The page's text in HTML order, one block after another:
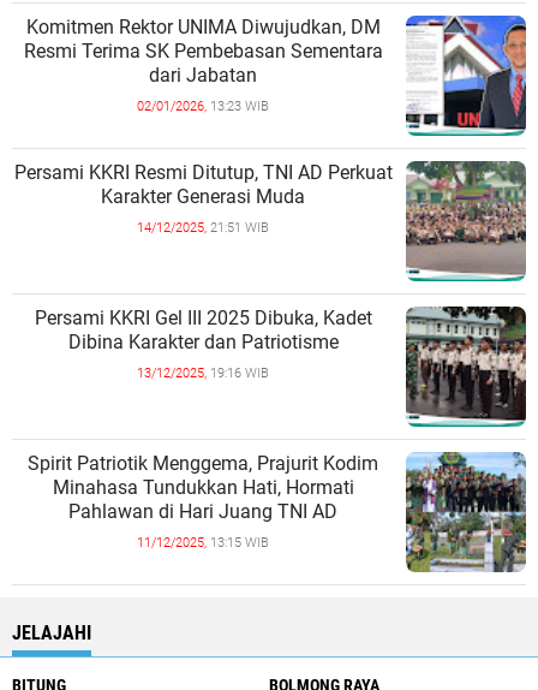
Komitmen Rektor UNIMA Diwujudkan, DM
Resmi Terima SK Pembebasan Sementara
dari Jabatan
02/01/2026, 13:23 WIB
Persami KKRI Resmi Ditutup, TNI AD Perkuat
Karakter Generasi Muda
14/12/2025, 21:51 WIB
Persami KKRI Gel III 2025 Dibuka, Kadet
Dibina Karakter dan Patriotisme
13/12/2025, 19:16 WIB
Spirit Patriotik Menggema, Prajurit Kodim
Minahasa Tundukkan Hati, Hormati
Pahlawan di Hari Juang TNI AD
11/12/2025, 13:15 WIB
JELAJAHI
BITUNG BOLMONG RAYA